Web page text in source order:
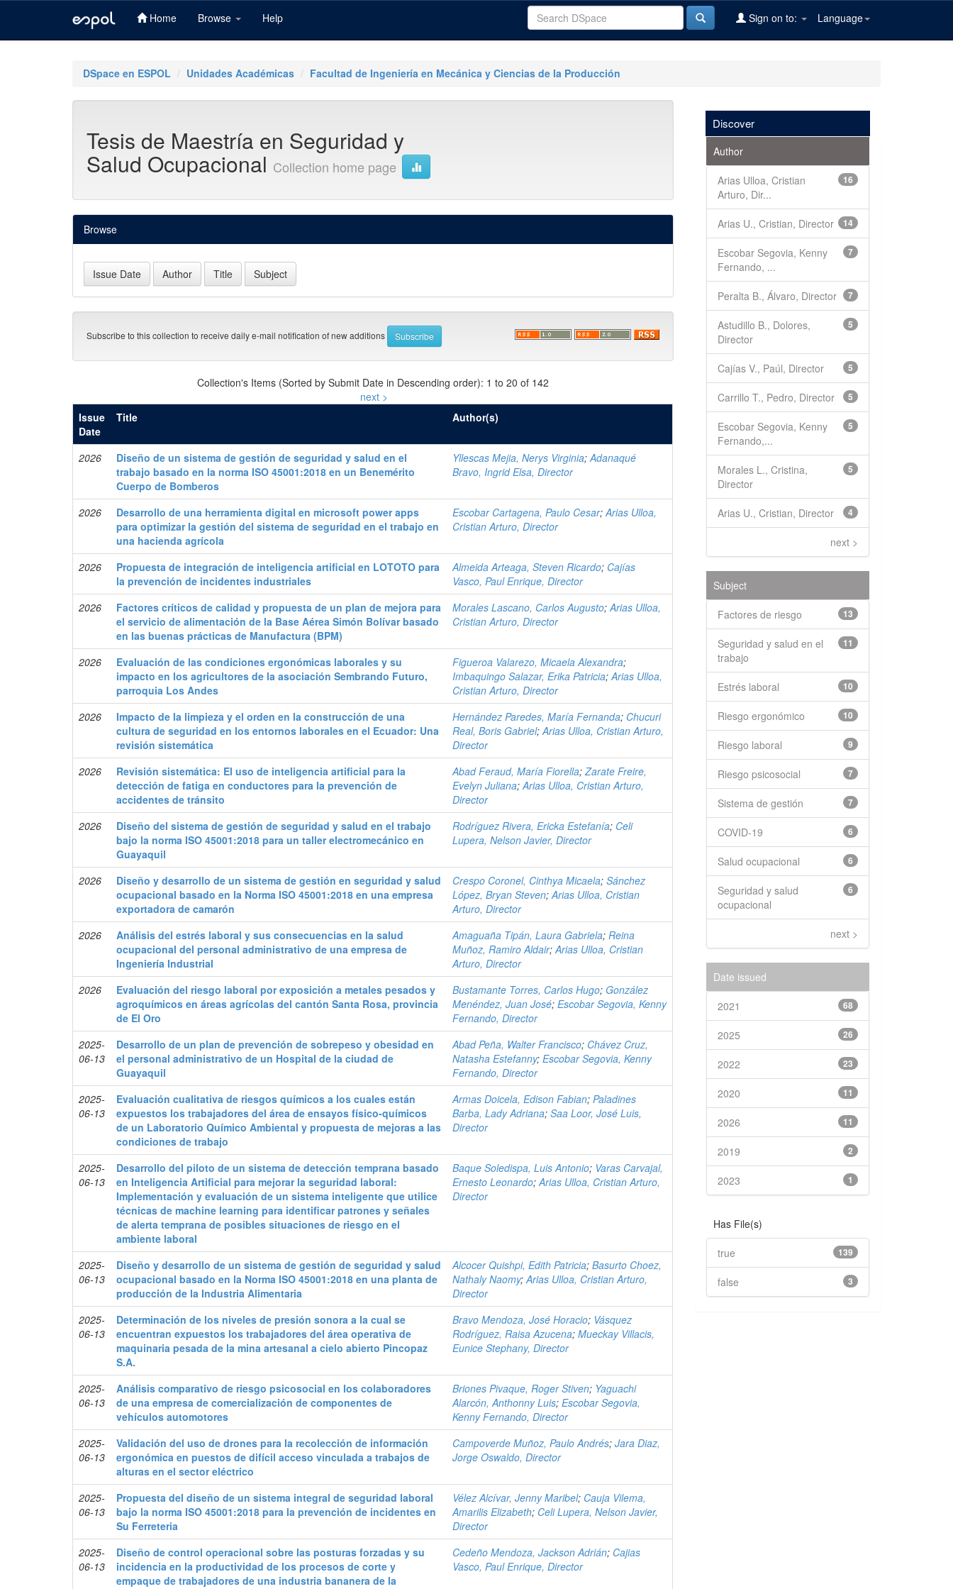
Home Browse Help Language
Sign on to:
DSpace en ESPOL Unidades Académicas Facultad de Ingeniería en Mecánica y Ciencias de la Producción
Tesis de Maestría en Seguridad y
Salud Ocupacional Collection home page
Browse
Subscribe to this collection to receive daily e-mail notification of new additions
Collection's Items (Sorted by Submit Date in Descending order): 1 to 20 of 142
next >
Issue
Date
Title Author(s)
2026
Diseño de un sistema de gestión de seguridad y salud en el
trabajo basado en la norma ISO 45001:2018 en un Benemérito
Cuerpo de Bomberos
Yllescas Mejia, Nerys Virginia;Adanaqué
Bravo, Ingrid Elsa, Director
2026
Desarrollo de una herramienta digital en microsoft power apps
para optimizar la gestión del sistema de seguridad en el trabajo en
una hacienda agrícola
Escobar Cartagena, Paulo Cesar;Arias Ulloa,
Cristian Arturo, Director
2026
Propuesta de integración de inteligencia artificial en LOTOTO para
la prevención de incidentes industriales
Almeida Arteaga, Steven Ricardo; Cajías
Vasco, Paul Enrique, Director
2026
Factores críticos de calidad y propuesta de un plan de mejora para
el servicio de alimentación de la Base Aérea Simón Bolívar basado
en las buenas prácticas de Manufactura (BPM)
Morales Lascano, Carlos Augusto;Arias Ulloa,
Cristian Arturo, Director
2026
Evaluación de las condiciones ergonómicas laborales y su
impacto en los agricultores de la asociación Sembrando Futuro,
parroquia Los Andes
Figueroa Valarezo, Micaela Alexandra;
Imbaquingo Salazar, Erika Patricia;Arias Ulloa,
Cristian Arturo, Director
2026
Impacto de la limpieza y el orden en la construcción de una
cultura de seguridad en los entornos laborales en el Ecuador: Una
revisión sistemática
Hernández Paredes, María Fernanda; Chucuri
Real, Boris Gabriel;Arias Ulloa, Cristian Arturo,
Director
2026
Revisión sistemática: El uso de inteligencia artificial para la
detección de fatiga en conductores para la prevención de
accidentes de tránsito
Abad Feraud, María Fiorella;Zarate Freire,
Evelyn Juliana;Arias Ulloa, Cristian Arturo,
Director
2026
Diseño del sistema de gestión de seguridad y salud en el trabajo
bajo la norma ISO 45001:2018 para un taller electromecánico en
Guayaquil
Rodríguez Rivera, Ericka Estefanía; Celi
Lupera, Nelson Javier, Director
2026
Diseño y desarrollo de un sistema de gestión en seguridad y salud
ocupacional basado en la Norma ISO 45001:2018 en una empresa
exportadora de camarón
Crespo Coronel, Cinthya Micaela;Sánchez
López, Bryan Steven;Arias Ulloa, Cristian
Arturo, Director
2026
Análisis del estrés laboral y sus consecuencias en la salud
ocupacional del personal administrativo de una empresa de
Ingeniería Industrial
Amaguaña Tipán, Laura Gabriela;Reina
Muñoz, Ramiro Aldair;Arias Ulloa, Cristian
Arturo, Director
2026
Evaluación del riesgo laboral por exposición a metales pesados y
agroquímicos en áreas agrícolas del cantón Santa Rosa, provincia
de El Oro
Bustamante Torres, Carlos Hugo; González
Menéndez, Juan José;Escobar Segovia, Kenny
Fernando, Director
2025-
06-13
Desarrollo de un plan de prevención de sobrepeso y obesidad en
el personal administrativo de un Hospital de la ciudad de
Guayaquil
Abad Peña, Walter Francisco; Chávez Cruz,
Natasha Estefanny;Escobar Segovia, Kenny
Fernando, Director
2025-
06-13
Evaluación cualitativa de riesgos químicos a los cuales están
expuestos los trabajadores del área de ensayos físico-químicos
de un Laboratorio Químico Ambiental y propuesta de mejoras a las
condiciones de trabajo
Armas Doicela, Edison Fabian;Paladines
Barba, Lady Adriana;Saa Loor, José Luis,
Director
2025-
06-13
Desarrollo del piloto de un sistema de detección temprana basado
en Inteligencia Artificial para mejorar la seguridad laboral:
Implementación y evaluación de un sistema inteligente que utilice
técnicas de machine learning para identificar patrones y señales
de alerta temprana de posibles situaciones de riesgo en el
ambiente laboral
Baque Soledispa, Luis Antonio; Varas Carvajal,
Ernesto Leonardo;Arias Ulloa, Cristian Arturo,
Director
2025-
06-13
Diseño y desarrollo de un sistema de gestión de seguridad y salud
ocupacional basado en la Norma ISO 45001:2018 en una planta de
producción de la Industria Alimentaria
Alcocer Quishpi, Edith Patricia;Basurto Choez,
Nathaly Naomy;Arias Ulloa, Cristian Arturo,
Director
2025-
06-13
Determinación de los niveles de presión sonora a la cual se
encuentran expuestos los trabajadores del área operativa de
maquinaria pesada de la mina artesanal a cielo abierto Pincopaz
S.A.
Bravo Mendoza, José Horacio; Vásquez
Rodríguez, Raisa Azucena;Mueckay Villacis,
Eunice Stephany, Director
2025-
06-13
Análisis comparativo de riesgo psicosocial en los colaboradores
de una empresa de comercialización de componentes de
vehículos automotores
Briones Pivaque, Roger Stiven; Yaguachi
Alarcón, Anthonny Luis;Escobar Segovia,
Kenny Fernando, Director
2025-
06-13
Validación del uso de drones para la recolección de información
ergonómica en puestos de difícil acceso vinculada a trabajos de
alturas en el sector eléctrico
Campoverde Muñoz, Paulo Andrés;Jara Diaz,
Jorge Oswaldo, Director
2025-
06-13
Propuesta del diseño de un sistema integral de seguridad laboral
bajo la norma ISO 45001:2018 para la prevención de incidentes en
Su Ferreteria
Vélez Alcívar, Jenny Maribel; Cauja Vilema,
Amarilis Elizabeth; Celi Lupera, Nelson Javier,
Director
2025-
06-13
Diseño de control operacional sobre las posturas forzadas y su
incidencia en la productividad de los procesos de corte y
empaque de trabajadores de una industria bananera de la
Cedeño Mendoza, Jackson Adrián; Cajias
Vasco, Paul Enrique, Director
Discover
Author
16
Arias Ulloa, Cristian
Arturo, Dir...
14
Arias U., Cristian, Director
7
Escobar Segovia, Kenny
Fernando, ...
7
Peralta B., Álvaro, Director
5
Astudillo B., Dolores,
Director
5
Cajías V., Paúl, Director
5
Carrillo T., Pedro, Director
5
Escobar Segovia, Kenny
Fernando,...
5
Morales L., Cristina,
Director
4
Arias U., Cristian, Director
next >
Subject
13
Factores de riesgo
11
Seguridad y salud en el
trabajo
10
Estrés laboral
10
Riesgo ergonómico
9
Riesgo laboral
7
Riesgo psicosocial
7
Sistema de gestión
6
COVID-19
6
Salud ocupacional
6
Seguridad y salud
ocupacional
next >
Date issued
68
2021
26
2025
23
2022
11
2020
11
2026
2
2019
1
2023
Has File(s)
139
true
3
false